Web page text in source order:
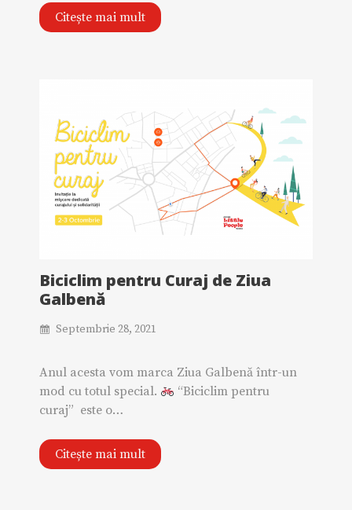
Citește mai mult
Biciclim pentru Curaj de Ziua
Galbenă
Septembrie 28, 2021
Anul acesta vom marca Ziua Galbenă într-un
mod cu totul special.
“Biciclim pentru
curaj” este o…
Citește mai mult